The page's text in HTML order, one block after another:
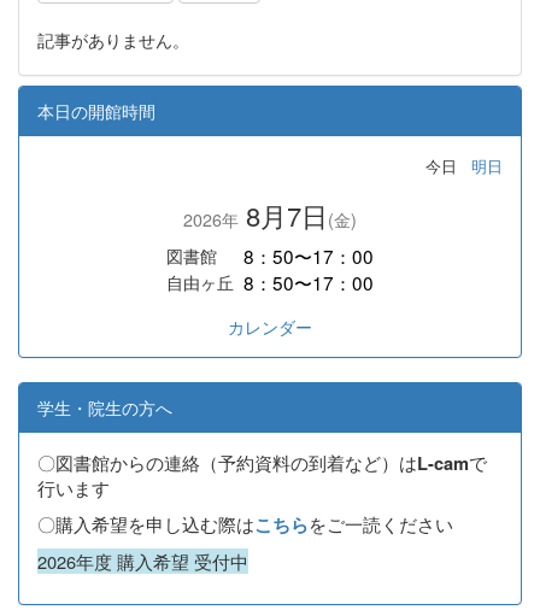
記事がありません。
本日の開館時間
今日 明日
2026年 8月7日 (金)
図書館
8：50〜17：00
自由ヶ丘 8：50〜17：00
カレンダー
学生・院生の方へ
〇図書館からの連絡（予約資料の到着など）はL-camで
行います
〇購入希望を申し込む際はこちらをご一読ください
2026年度 購入希望 受付中